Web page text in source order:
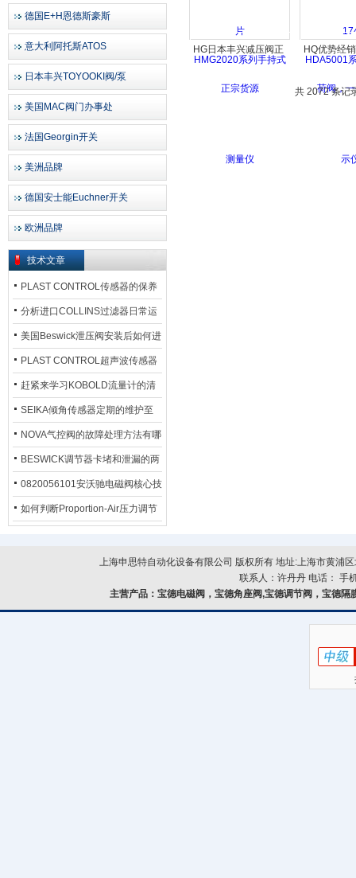
德国E+H恩德斯豪斯
意大利阿托斯ATOS
日本丰兴TOYOOKI阀/泵
美国MAC阀门办事处
法国Georgin开关
美洲品牌
德国安士能Euchner开关
欧洲品牌
技术文章
PLAST CONTROL传感器的保养
方法
分析进口COLLINS过滤器日常运
行排污步骤
美国Beswick泄压阀安装后如何进
行调试?
PLAST CONTROL超声波传感器
工作原理了解吗？
赶紧来学习KOBOLD流量计的清
洗流程吧
SEIKA倾角传感器定期的维护至
关重要
NOVA气控阀的故障处理方法有哪
些？
BESWICK调节器卡堵和泄漏的两
大问题解决措施
0820056101安沃驰电磁阀核心技
术参数
如何判断Proportion-Air压力调节
HG日本丰兴减压阀正
HQ优势经
共 2072 条记
上海申思特自动化设备有限公司 版权所有 地址:上海市黄浦
联系人：许丹丹 电话： 手
主营产品：宝德电磁阀，宝德角座阀,宝德调节阀，宝德